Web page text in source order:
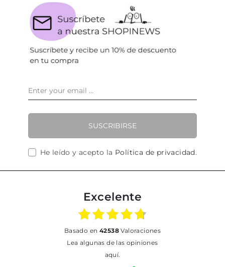
SUSCRIBIRSE
He leído y acepto la Política de privacidad.
Excelente
basado en 42538Valoraciones
Lea algunas de las opiniones
aquí.